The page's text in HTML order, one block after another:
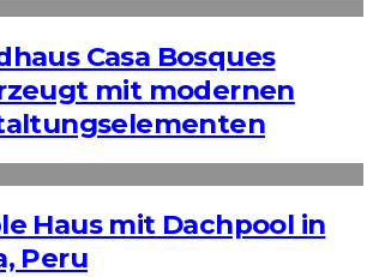
Casa Bosques
mit modernen
Haus mit Dachpool in
Peru